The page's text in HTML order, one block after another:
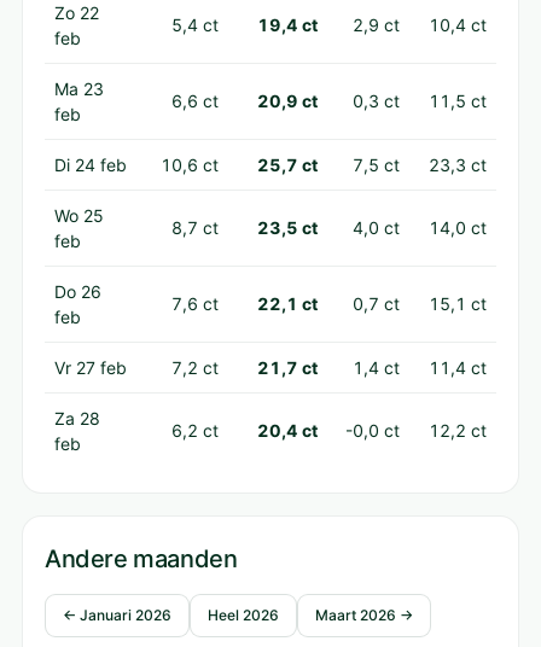
Zo 22
feb
5,4 ct 19,4 ct 2,9 ct 10,4 ct
Ma 23
feb
6,6 ct 20,9 ct 0,3 ct 11,5 ct
Di 24 feb 10,6 ct 25,7 ct 7,5 ct 23,3 ct
Wo 25
feb
8,7 ct 23,5 ct 4,0 ct 14,0 ct
Do 26
feb
7,6 ct 22,1 ct 0,7 ct 15,1 ct
Vr 27 feb 7,2 ct 21,7 ct 1,4 ct 11,4 ct
Za 28
feb
6,2 ct 20,4 ct -0,0 ct 12,2 ct
Andere maanden
← Januari 2026 Heel 2026 Maart 2026 →